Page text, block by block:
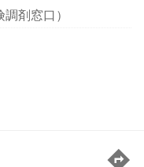
剤窓口）